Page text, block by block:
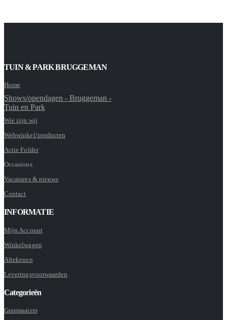
TUIN & PARK BRUGGEMAN
Home
Shows/opendagen - Bruggeman -
Tuin en Park
Wie zijn wij
Webwinkel/producten
Actie Folder
Occasions
Vacatures & nieuws
Contact
INFORMATIE
Mijn Account
Winkelwagen
Afrekenen
Leveringsvoorwaarden
Categorieën
Grasmaaiers